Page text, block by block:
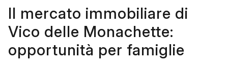
Il mercato immobiliare di
Vico delle Monachette:
opportunità per famiglie